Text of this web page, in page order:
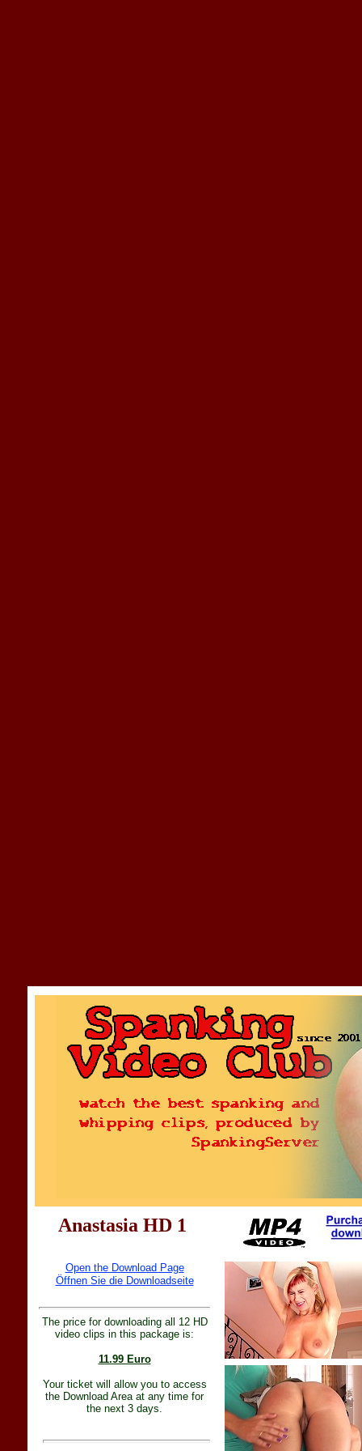
Anastasia HD 1
Open the Download Page
Öffnen Sie die Downloadseite
The price for downloading all 12 HD
video clips in this package is:
11.99 Euro
Your ticket will allow you to access
the Download Area at any time for
the next 3 days.